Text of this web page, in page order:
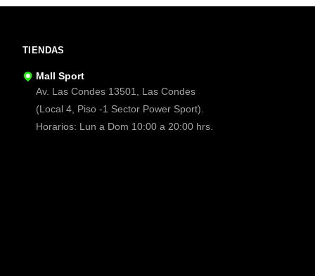
TIENDAS
Mall Sport
Av. Las Condes 13501, Las Condes
(Local 4, Piso -1 Sector Power Sport).
Horarios: Lun a Dom 10:00 a 20:00 hrs.